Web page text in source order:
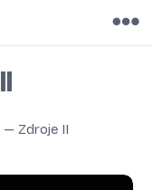
— Zdroje II